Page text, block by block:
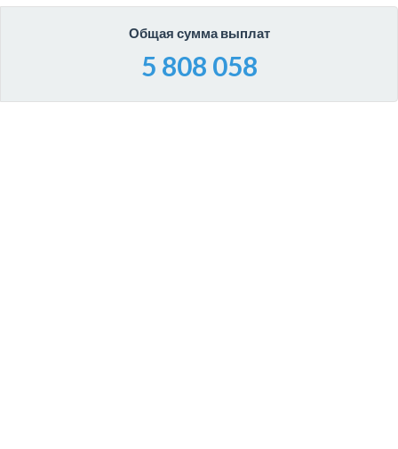
Общая сумма выплат
5 808 058